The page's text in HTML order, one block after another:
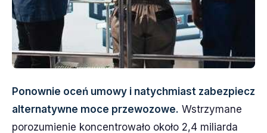
Ponownie oceń umowy i natychmiast zabezpiecz
alternatywne moce przewozowe. Wstrzymane
porozumienie koncentrowało około 2,4 miliarda